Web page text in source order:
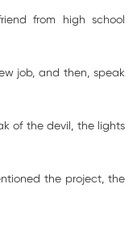
from high school
job, and then, speak
of the devil, the lights
the project, the